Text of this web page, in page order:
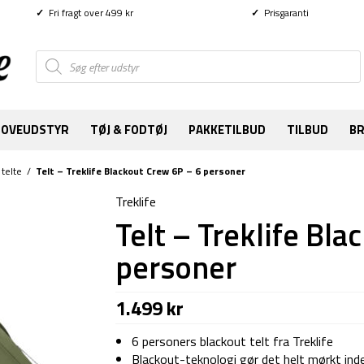
✓ Fri fragt over 499 kr ✓ Prisgaranti
Products
search
TØJ & FODTØJ PAKKETILBUD TILBUD
/ Telt – Treklife Blackout Crew 6P – 6 personer
Treklife
Telt – Treklife
personer
1.499kr
6 personers blackout telt fra Treklife
Blackout-teknologi gør det helt mørkt